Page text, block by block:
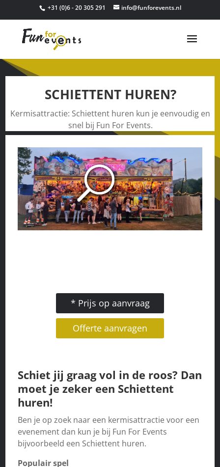
+31 (0)6 - 20 305 291 info@funforevents.nl
SCHIETTENT HUREN?
Kermisattractie: Schiettent huren kun je eenvoudig en
snel bij Fun For Events.
* Prijs op aanvraag
Offerte aanvragen
Schiet jij graag vol in de roos? Dan
moet je zeker een Schiettent
huren!
Ben je op zoek naar een kermisattractie voor een
evenement dan kun je bij Fun For Events
bijvoorbeeld een Schiettent huren.
Populair spel